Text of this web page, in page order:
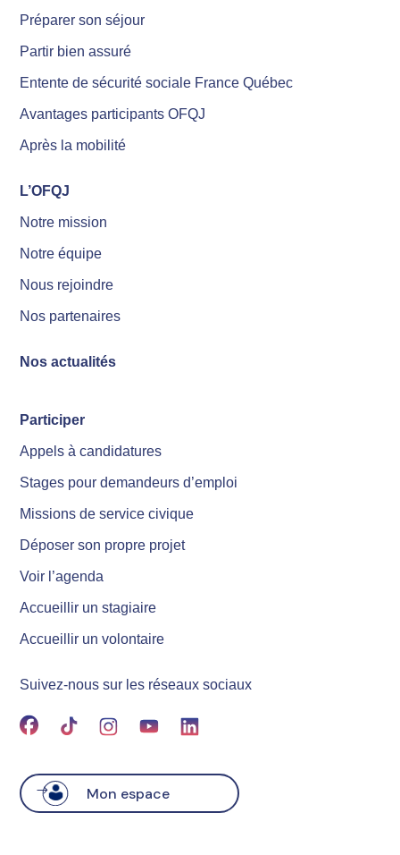
Préparer son séjour
Partir bien assuré
Entente de sécurité sociale France Québec
Avantages participants OFQJ
Après la mobilité
L’OFQJ
Notre mission
Notre équipe
Nous rejoindre
Nos partenaires
Nos actualités
Participer
Appels à candidatures
Stages pour demandeurs d’emploi
Missions de service civique
Déposer son propre projet
Voir l’agenda
Accueillir un stagiaire
Accueillir un volontaire
Suivez-nous sur les réseaux sociaux
Mon espace